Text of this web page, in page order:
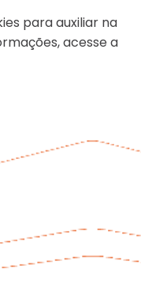
para auxiliar na
acesse a